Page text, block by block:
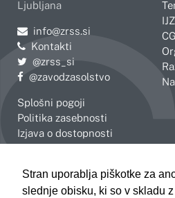
Stran uporablja piškotke za
slednje obisku, ki so v skladu
Ljubljana
Pošljite e-mail na
info@zrss.si
Kontakti
Pojdite na Twitter:
@zrss_si
Pojdite na Facebook:
@zavodzasolstvo
Splošni pogoji
Politika zasebnosti
Izjava o dostopnosti
IJZ
Celje
Koper